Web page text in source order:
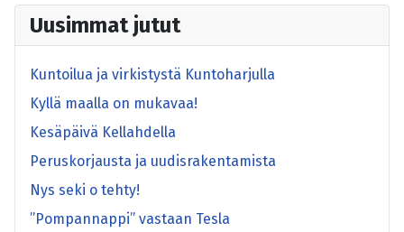
Uusimmat jutut
Kuntoilua ja virkistystä Kuntoharjulla
Kyllä maalla on mukavaa!
Kesäpäivä Kellahdella
Peruskorjausta ja uudisrakentamista
Nys seki o tehty!
”Pompannappi” vastaan Tesla